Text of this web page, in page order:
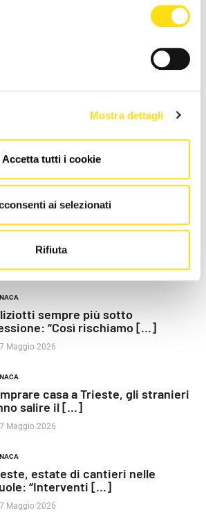
Mostra dettagli
Accetta tutti i cookie
ai selezionati
Rifiuta
[...]
Dipiazza: “La Barcolana è
motivo di orgoglio [...]
(Lega): “Piazza Libertà va
Vaccarezza [...]
Maggio 2026
sempre più sotto
“Così rischiamo [...]
Maggio 2026
casa a Trieste, gli stranieri
salire il [...]
Maggio 2026
estate di cantieri nelle
“Interventi [...]
Maggio 2026